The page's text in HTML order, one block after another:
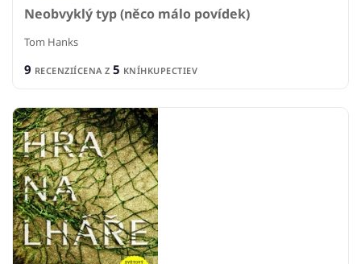
Neobvyklý typ (něco málo povídek)
Tom Hanks
9 RECENZIÍCENA Z 5 KNÍHKUPECTIEV